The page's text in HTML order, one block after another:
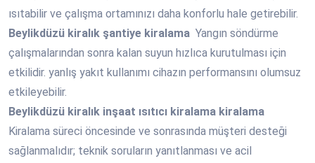
ısıtabilir ve çalışma ortamınızı daha konforlu hale getirebilir.
Beylikdüzü kiralık şantiye kiralama Yangın söndürme
çalışmalarından sonra kalan suyun hızlıca kurutulması için
etkilidir. yanlış yakıt kullanımı cihazın performansını olumsuz
etkileyebilir.
Beylikdüzü kiralık inşaat ısıtıcı kiralama kiralama
Kiralama süreci öncesinde ve sonrasında müşteri desteği
sağlanmalıdır; teknik soruların yanıtlanması ve acil